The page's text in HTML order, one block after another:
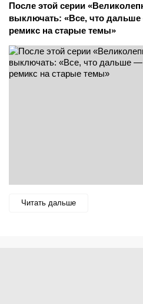
После этой серии
выключать: «Все, что
ремикс на старые темы»
Читать дальше